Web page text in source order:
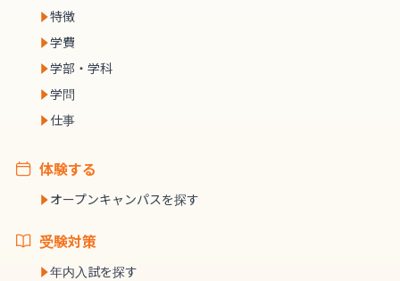
特徴
学費
学部・学科
学問
仕事
体験する
オープンキャンパスを探す
受験対策
年内入試を探す